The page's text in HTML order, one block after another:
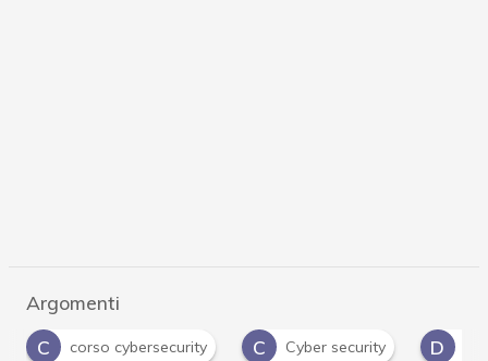
Argomenti
C
Cyber security D Data Protection M